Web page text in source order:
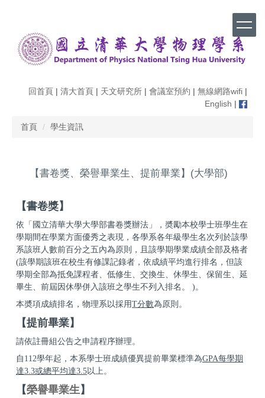
回首頁 | 清大首頁 | 天文研究所 | 會議室預約 | 無線網路wifi |
English |
首頁 學生資訊
【書卷獎、榮譽畢業生、提前畢業】(大學部)
【書卷獎】
依「國立清華大學大學部書卷獎辦法」，奬勵本校學士班學生在
學期間在學業方面優秀之表現，各學系各年級學生名次列於該學
系該班人數前百分之五內為原則，且該學期學業成績全部及格者
(該學期該班在校生有修課記錄者，依成績平均進行排名，但該
學期全部為抵免課程者、低修生、交換生、休學生、保留生、延
畢生、前屆因休學併入該班之學生不列入排名。 )。
本奬項成績排名，物理系以採用T分數為原則。
【提前畢業】
請依註冊組公告之申請程序辦理。
自112學年起，本系學士班成績優異提前畢業標準為GPA每學期
達3.3或總平均達3.5以上。
【榮譽畢業生】